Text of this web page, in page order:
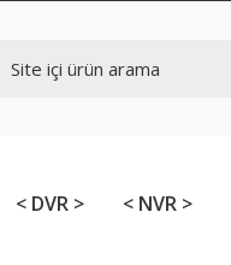
< DVR > < NVR >